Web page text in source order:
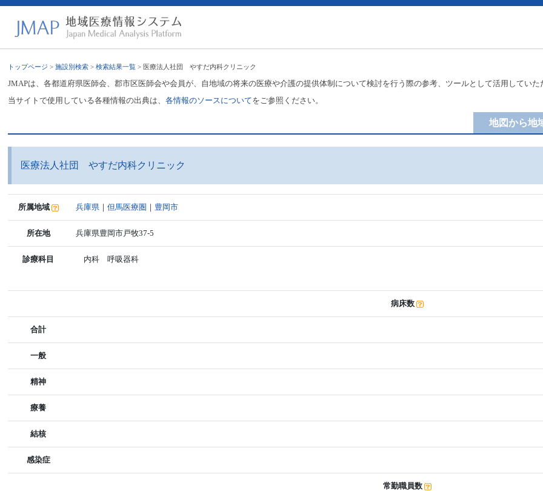
トップページ >施設別検索 >検索結果一覧 > 医療法人社団 やすだ内科クリニック
JMAPは、各都道府県医師会、郡市区医師会や会員が、自地域の将来の医療や介護の提供体制について検討を行う際の参考、ツールとして活用してい
当サイトで使用している各種情報の出典は、各情報のソースについてをご参照ください。
地図から地
医療法人社団 やすだ内科クリニック
所属地域 兵庫県 ｜但馬医療圏 ｜ 豊岡市
所在地 兵庫県豊岡市戸牧37-5
診療科目 内科 呼吸器科
病床数
合計
一般
精神
療養
結核
感染症
常勤職員数